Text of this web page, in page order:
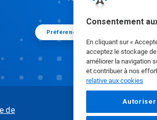
Consentement
En cliquant sur «
acceptez le stockage
améliorer la navigation
et contribuer à nos
relative aux cookies
Autoriser
Préférences de cookies
de